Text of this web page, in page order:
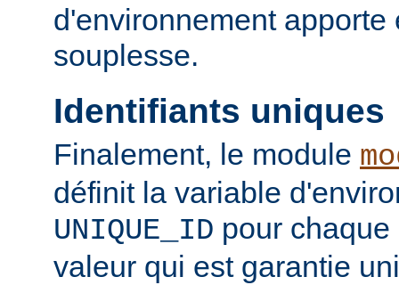
d'environnement apporte
souplesse.
Identifiants uniques
Finalement, le module
définit la variable
UNIQUE_ID pour
valeur qui est garantie